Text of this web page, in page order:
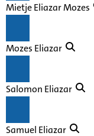
Mietje Eliazar Mozes
Mozes Eliazar
Salomon Eliazar
Samuel Eliazar